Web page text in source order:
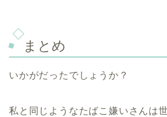
まとめ
いかがだったでしょうか？
私と同じようなたばこ嫌いさんは